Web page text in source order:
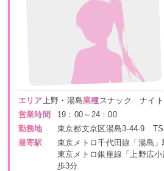
エリア 上野・湯島業種 スナック ナイト
営業時間
19：00～24：00
勤務地
東京都文京区湯島3-44-9
最寄駅
東京メトロ千代田線「湯島
東京メトロ銀座線「上野広
歩3分